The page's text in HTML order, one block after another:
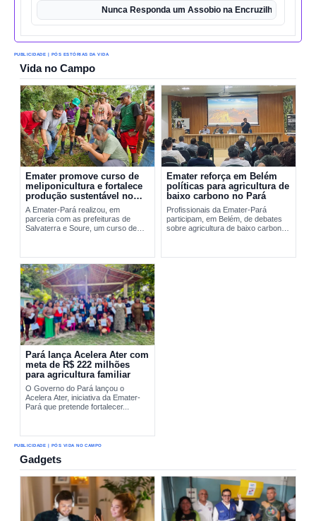
Nunca Responda um Assobio na Encruzilhada | O
PUBLICIDADE | PÓS ESTÓRIAS DA VIDA
Vida no Campo
Emater promove curso de
meliponicultura e fortalece
produção sustentável no
Marajó
A Emater-Pará realizou, em
parceria com as prefeituras de
Salvaterra e Soure, um curso de
sustentável de...
Emater reforça em Belém
políticas para agricultura de
baixo carbono no Pará
Profissionais da Emater-Pará
participam, em Belém, de debates
sobre agricultura de baixo carbono
Pará lança Acelera Ater com
meta de R$ 222 milhões
para agricultura familiar
O Governo do Pará lançou o
Acelera Ater, iniciativa da Emater-
Pará que pretende fortalecer...
PUBLICIDADE | PÓS VIDA NO CAMPO
Gadgets